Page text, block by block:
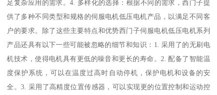
足复杂应用的需求。4. 多样化的选择：根据不同的需求，西门子提
供了多种不同类型和规格的伺服电机低压电机产品，以满足不同客
户的要求。除了这些主要特点和优势西门子伺服电机低压电机系列
产品还具有以下一些可能被忽略的细节和知识：1. 采用了的无刷电
机技术，使得电机具有更低的噪音和更长的寿命。2. 配备了智能温
度保护系统，可以在温度过高时自动停机，保护电机和设备的安
全。3. 采用了高精度位置传感器，可以实现更的位置控制和运动控